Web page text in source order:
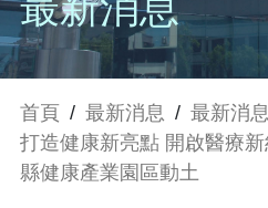
首頁 / 最新消息 / 最新消息
打造健康新亮點 開啟醫療
縣健康產業園區動土